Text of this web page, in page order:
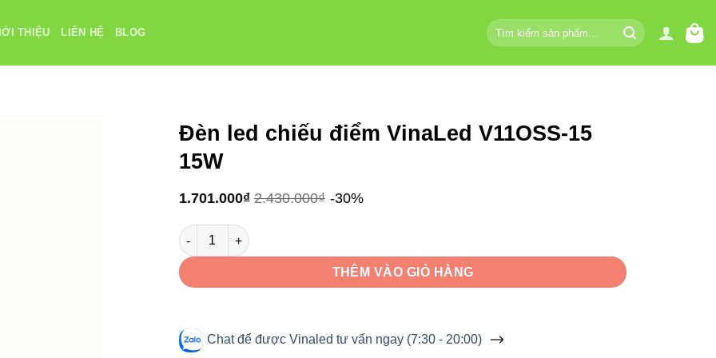
THIỆU LIÊN HỆ BLOG
Tìm
kiếm:
Đèn led chiếu điểm VinaLed V11OSS-15
15W
1.701.000₫ 2.430.000₫ -30%
Đèn led chiếu điểm VinaLed V11OSS-15 15W số lượng
THÊM VÀO GIỎ HÀNG
Chat để được Vinaled tư vấn ngay (7:30 - 20:00)